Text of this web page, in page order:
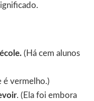
(Há cem alunos
é vermelho.)
. (Ela foi embora